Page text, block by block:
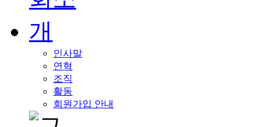
인사말
연혁
조직
활동
회원가입 안내